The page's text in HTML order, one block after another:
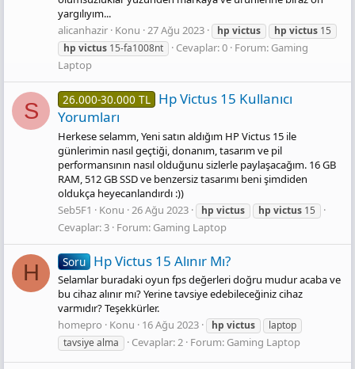
yargılıyım...
alicanhazir Konu 27 Ağu 2023 hp victus hp victus 15
hp victus 15-fa1008nt Cevaplar: 0 Forum: Gaming
Laptop
S 26.000-30.000 TL Hp Victus 15 Kullanıcı
Yorumları
Herkese selamm, Yeni satın aldığım HP Victus 15 ile
günlerimin nasıl geçtiği, donanım, tasarım ve pil
performansının nasıl olduğunu sizlerle paylaşacağım. 16 GB
RAM, 512 GB SSD ve benzersiz tasarımı beni şimdiden
oldukça heyecanlandırdı :))
Seb5F1
Konu 26 Ağu 2023 hp victus hp victus 15
Cevaplar: 3 Forum: Gaming Laptop
H Soru Hp Victus 15 Alınır Mı?
Selamlar buradaki oyun fps değerleri doğru mudur acaba ve
bu cihaz alınır mı? Yerine tavsiye edebileceğiniz cihaz
varmıdır? Teşekkürler.
homepro
Konu 16 Ağu 2023 hp victus
laptop
tavsiye alma
Cevaplar: 2 Forum: Gaming Laptop